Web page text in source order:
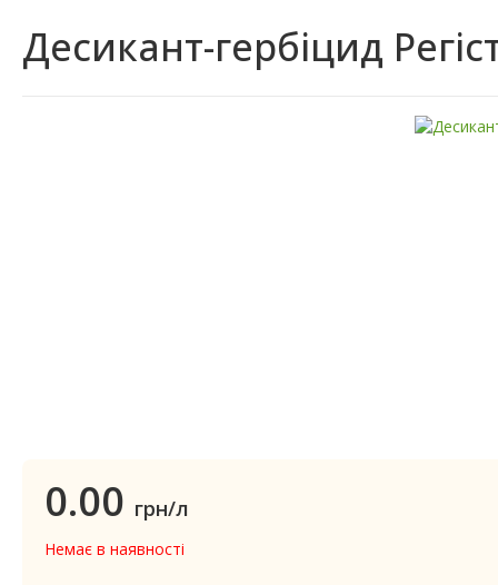
Десикант-гербіцид
0.00 грн/л
Немає в наявності